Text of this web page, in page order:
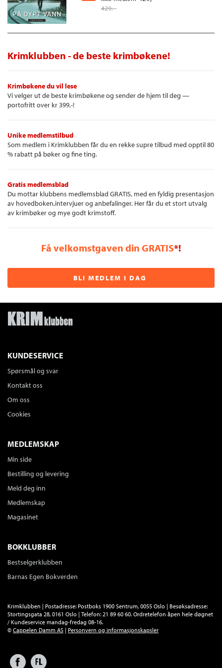
noe som er en betydelig ressurs i denne etterforskningen
Mens Reacher er i full gang med å identifisere en kaldblodig
Hvem av partnerne sine kan han stole på? Hvem jobber imot
han sto på linje med det åpne vinduet. Veronica bøyde seg og
grep tak i beina hans, rett over anklene. Hun rettet seg opp, og
Roberta dyttet. Bridgeman sparket. Han vrikket og vred på seg.
forsikre seg om at det ikke var rom for å feile. Så lot de
429,–
Krimklubben - de beste krimbøkene!
Krimbøkene du vil lese
Vi velger ut de beste krimbøkene og sender de hjem til deg —
portofritt over kr 399,-!
Unike medlemstilbud
Som medlem i Krimklubben får du en rekke supre tilbud med opptil 80
% rabatt på bøker og fine ting.
Gratis medlemsblad
Du mottar klubbens medlemsblad GRATIS, med en fyldig presentasjon
av hovedboken,intervjuer og anbefalinger. Her får du et stort utvalg
av krimbøker og mye godt krimstoff.
Få velkomstgaven din GRATIS*!
BLI MEDLEM I DAG
KUNDESERVICE
Spørsmål og svar
Kontakt oss
Om oss
Cookies
MEDLEMSKAP
Min side
Bestilling og levering
Meld deg inn
Medlemskap
Magasinet
BOKKLUBBER
Bestselgerklubben
Barnas Egen Bokverden
Krimklubben | Postadresse: Postboks 1900 Sentrum, 0055 Oslo | Besøksadresse:
Stortingsgata 28, 0161 Oslo | Telefon: 21 89 60 60. Ordretelefon åpen hele døgnet
/ Kundeservice mandag-fredag 08-16.
© Cappelen Damm AS | Personvern og informasjonskapsler
Facebook